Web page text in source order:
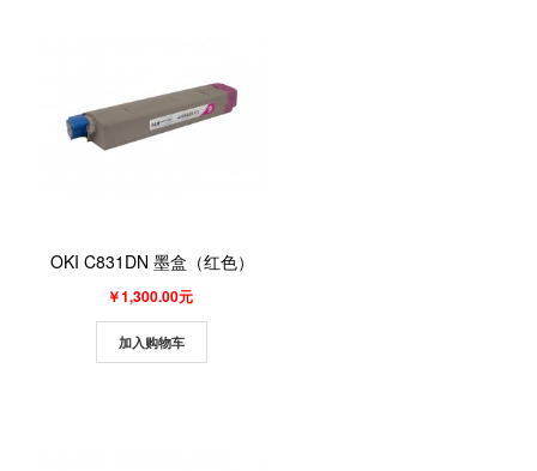
OKI C831DN 墨盒（红色）
￥1,300.00元
加入购物车